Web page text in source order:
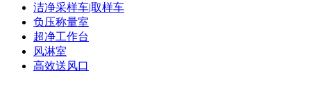
洁净采样车|取样车
负压称量室
超净工作台
风淋室
高效送风口